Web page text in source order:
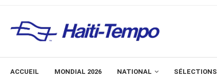
ACCUEIL MONDIAL 2026 NATIONAL SÉLECTIONS